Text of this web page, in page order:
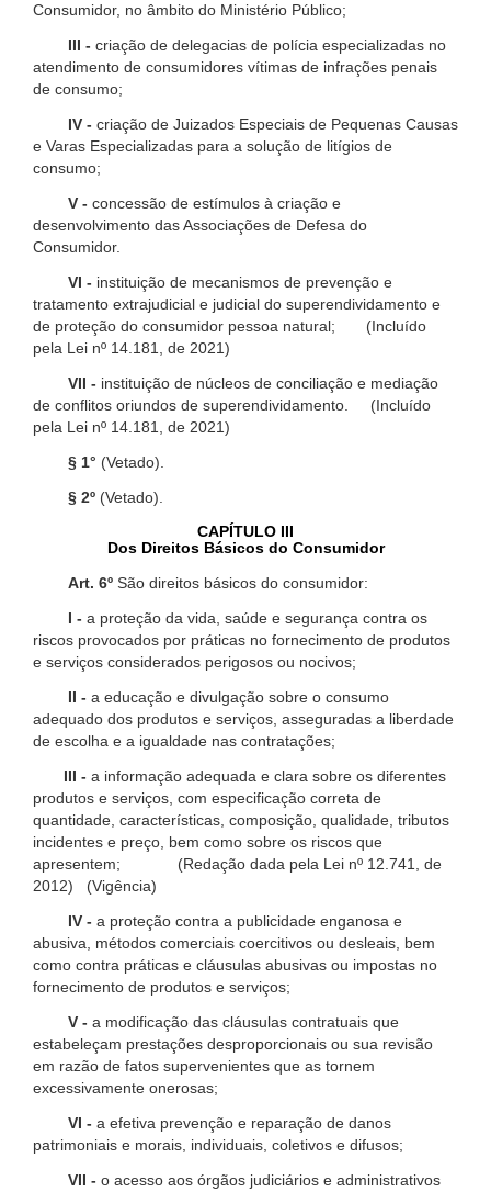
Consumidor, no âmbito do Ministério Público;
III - criação de delegacias de polícia especializadas no
atendimento de consumidores vítimas de infrações penais
de consumo;
IV - criação de Juizados Especiais de Pequenas Causas
e Varas Especializadas para a solução de litígios de
consumo;
V - concessão de estímulos à criação e
desenvolvimento das Associações de Defesa do
Consumidor.
VI - instituição de mecanismos de prevenção e
tratamento extrajudicial e judicial do superendividamento e
de proteção do consumidor pessoa natural; (Incluído
pela Lei nº 14.181, de 2021)
VII - instituição de núcleos de conciliação e mediação
de conflitos oriundos de superendividamento. (Incluído
pela Lei nº 14.181, de 2021)
§ 1° (Vetado).
§ 2º (Vetado).
CAPÍTULO III
Dos Direitos Básicos do Consumidor
Art. 6º São direitos básicos do consumidor:
I - a proteção da vida, saúde e segurança contra os
riscos provocados por práticas no fornecimento de produtos
e serviços considerados perigosos ou nocivos;
II - a educação e divulgação sobre o consumo
adequado dos produtos e serviços, asseguradas a liberdade
de escolha e a igualdade nas contratações;
III - a informação adequada e clara sobre os diferentes
produtos e serviços, com especificação correta de
quantidade, características, composição, qualidade, tributos
incidentes e preço, bem como sobre os riscos que
apresentem; (Redação dada pela Lei nº 12.741, de
2012) (Vigência)
IV - a proteção contra a publicidade enganosa e
abusiva, métodos comerciais coercitivos ou desleais, bem
como contra práticas e cláusulas abusivas ou impostas no
fornecimento de produtos e serviços;
V - a modificação das cláusulas contratuais que
estabeleçam prestações desproporcionais ou sua revisão
em razão de fatos supervenientes que as tornem
excessivamente onerosas;
VI - a efetiva prevenção e reparação de danos
patrimoniais e morais, individuais, coletivos e difusos;
VII - o acesso aos órgãos judiciários e administrativos